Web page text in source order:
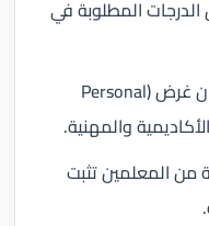
المطلوبة في
تقديم بيان غرض (Personal
من المعلمين تثبت